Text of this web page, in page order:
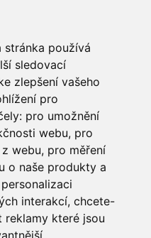
stránka používá
sledovací
zlepšení vašeho
pro
pro umožnění
webu, pro
webu, pro měření
o naše produkty a
interakcí, chcete-
reklamy které jsou
.
Chcete
Martina Chalupu:
šíření či dalšího užití a